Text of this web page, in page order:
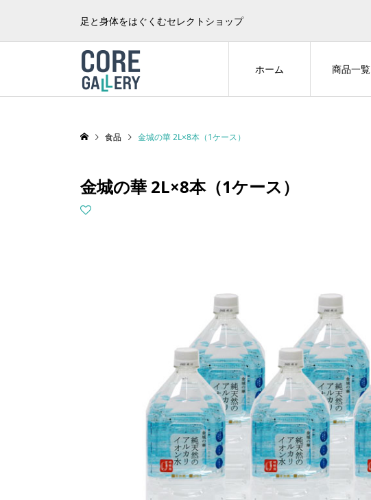
足と身体をはぐくむセレクトショップ
ホーム 商品一覧
食品 金城の華 2L×8本（1ケース）
金城の華 2L×8本（1ケース）